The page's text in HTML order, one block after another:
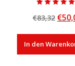
5.00
von 5
€83,32
war:
€
In den